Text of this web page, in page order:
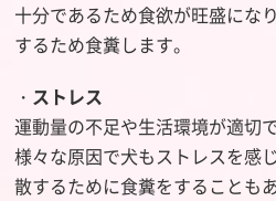
十分であるため食欲が旺盛にな
するため食糞します。
・ ストレス
運動量の不足や生活環境が適切
様々な原因で犬もストレスを感
散するために食糞をすることも